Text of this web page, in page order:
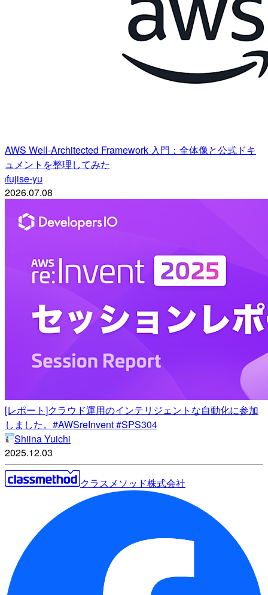
AWS Well-Architected Framework 入門：全体像と公式ドキ
ュメントを整理してみた
ffujise-yu
2026.07.08
[レポート]クラウド運用のインテリジェントな自動化に参加
しました。#AWSreInvent #SPS304
Shiina Yuichi
2025.12.03
クラスメソッド株式会社